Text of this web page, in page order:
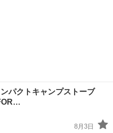
パクトキャンプストーブ
8月3日